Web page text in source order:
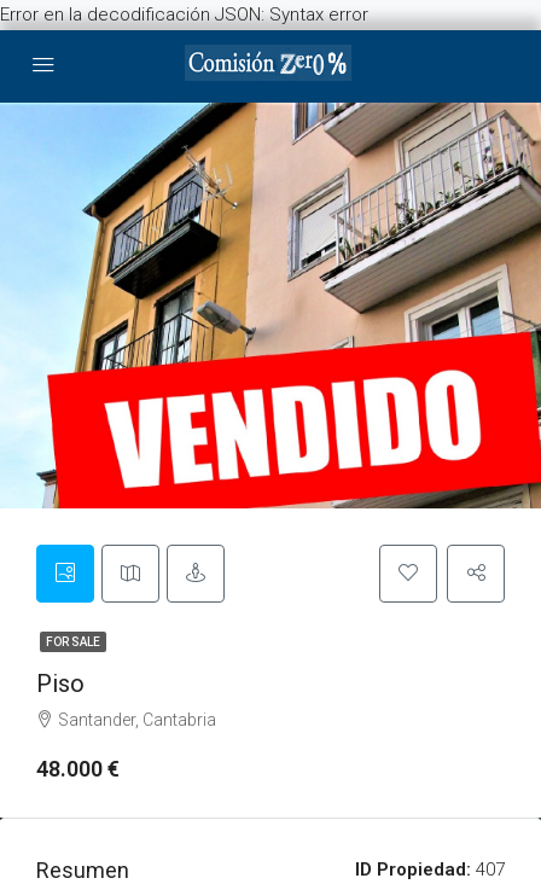
Error en la decodificación JSON: Syntax error
FOR SALE
Piso
Santander, Cantabria
48.000 €
Resumen ID Propiedad: 407